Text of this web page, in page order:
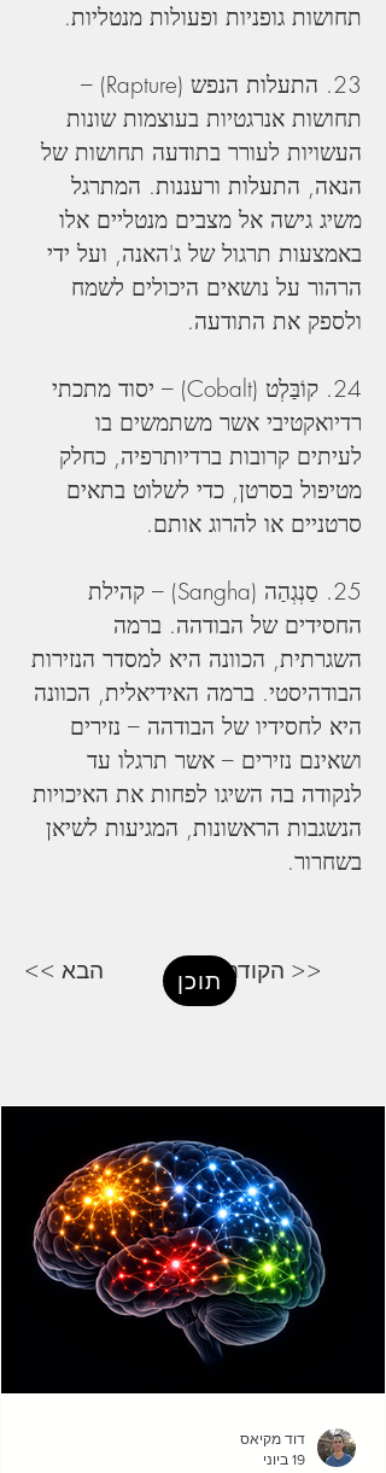
תחושות גופניות ופעולות מנטליות.
23. התעלות הנפש (Rapture) –
תחושות אנרגטיות בעוצמות שונות
העשויות לעורר בתודעה תחושות של
הנאה, התעלות ורעננות. המתרגל
משיג גישה אל מצבים מנטליים אלו
באמצעות תרגול של ג'האנה, ועל ידי
הרהור על נושאים היכולים לשמח
ולספק את התודעה.
24. קוֹבַּלְט (Cobalt) – יסוד מתכתי
רדיואקטיבי אשר משתמשים בו
לעיתים קרובות ברדיותרפיה, כחלק
מטיפול בסרטן, כדי לשלוט בתאים
סרטניים או להרוג אותם.
25. סַנְגְהַה (Sangha) – קהילת
החסידים של הבודהה. ברמה
השגרתית, הכוונה היא למסדר הנזירות
הבודהיסטי. ברמה האידיאלית, הכוונה
היא לחסידיו של הבודהה – נזירים
ושאינם נזירים – אשר תרגלו עד
לנקודה בה השיגו לפחות את האיכויות
הנשגבות הראשונות, המגיעות לשיאן
בשחרור.
<< הבא הקודם >> תוכן
דוד מקיאס
19 ביוני